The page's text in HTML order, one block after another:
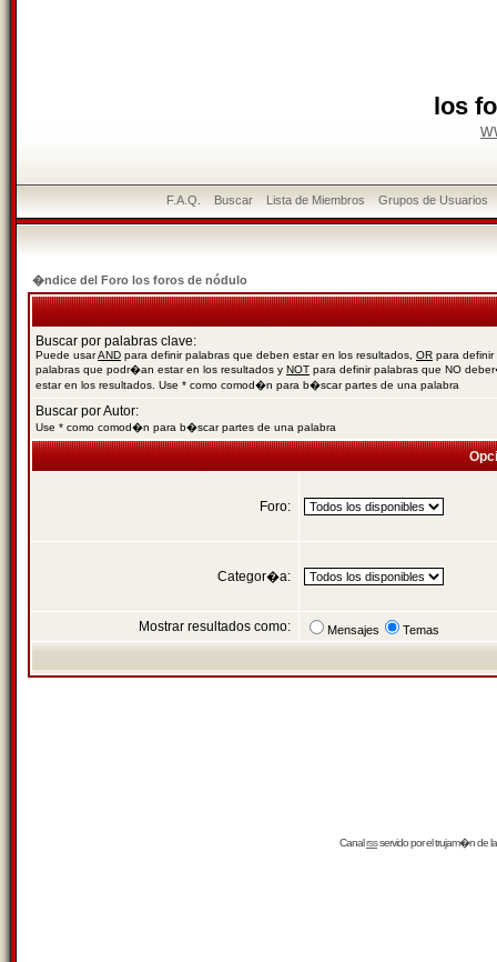
los
F.A.Q. Buscar Lista de Miembros Grupos de Usuarios
�ndice del Foro los foros de nódulo
Buscar por palabras clave:
Puede usarAND para definir palabras que deben estar en los resultados, OR para definir
palabras que podr�an estar en los resultados y NOT para definir palabras que NO
estar en los resultados. Use * como comod�n para b�scar partes de una palabra
Buscar por Autor:
Use * como comod�n para b�scar partes de una palabra
Foro:
Categor�a:
Mostrar resultados como: Mensajes Temas
Canalrssservido por eltrujam�nde